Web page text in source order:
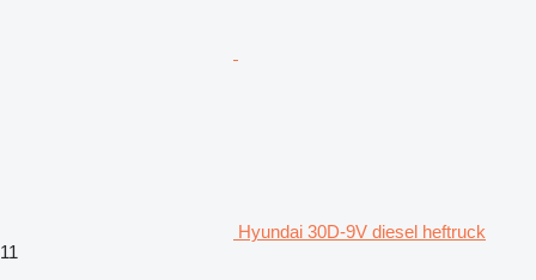
Hyundai 30D-9V diesel heftruck
11